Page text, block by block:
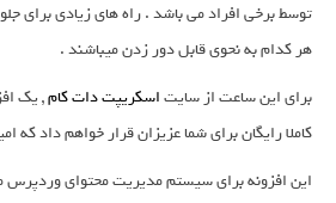
توسط برخی افراد می باشد . راه های زیادی برای
هر کدام به نحوی قابل دور زدن میباشند .
برای این ساعت از سایتاسکریپت دات کام, یک
کاملا رایگان برای شما عزیزان قرار خواهم داد که
این افزونه برای سیستم مدیریت محتوای